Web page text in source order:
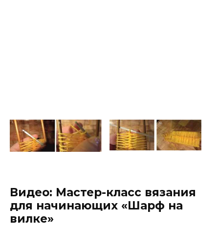
Видео: Мастер-класс вязания
для начинающих «Шарф на
вилке»